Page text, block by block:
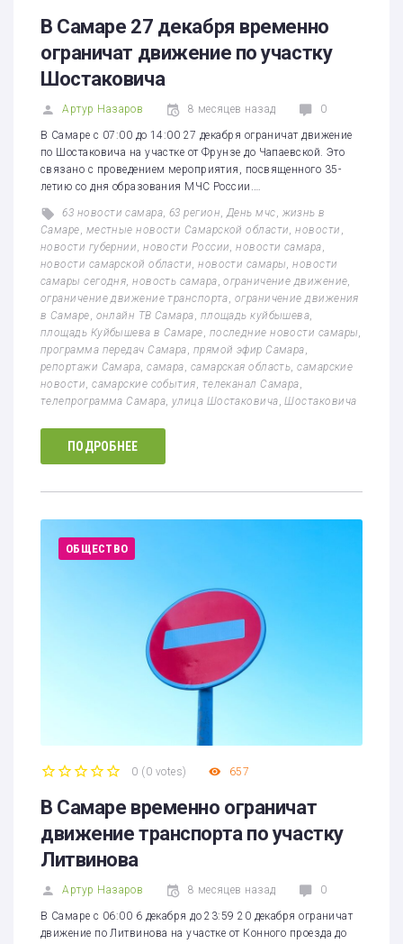
В Самаре 27 декабря временно
ограничат движение по участку
Шостаковича
Артур Назаров 8 месяцев назад 0
В Самаре с 07:00 до 14:00 27 декабря ограничат движение
по Шостаковича на участке от Фрунзе до Чапаевской. Это
связано с проведением мероприятия, посвященного 35-
летию со дня образования МЧС России.…
63 новости самара,63 регион, День мчс, жизнь в
Самаре, местные новости Самарской области,новости ,
новости губернии,новости России,новости самара,
новости самарской области,новости самары,новости
самары сегодня,новость самара,ограничение движение,
ограничение движение транспорта, ограничение движения
в Самаре, онлайн ТВ Самара, площадь куйбышева,
площадь Куйбышева в Самаре, последние новости самары,
программа передач Самара, прямой эфир Самара,
репортажи Самара,самара, самарская область,самарские
новости,самарские события, телеканал Самара,
телепрограмма Самара, улица Шостаковича,Шостаковича
ПОДРОБНЕЕ
ОБЩЕСТВО
0 ( 0 votes) 657
В Самаре временно ограничат
движение транспорта по участку
Литвинова
Артур Назаров 8 месяцев назад 0
В Самаре с 06:00 6 декабря до 23:59 20 декабря ограничат
движение по Литвинова на участке от Конного проезда до